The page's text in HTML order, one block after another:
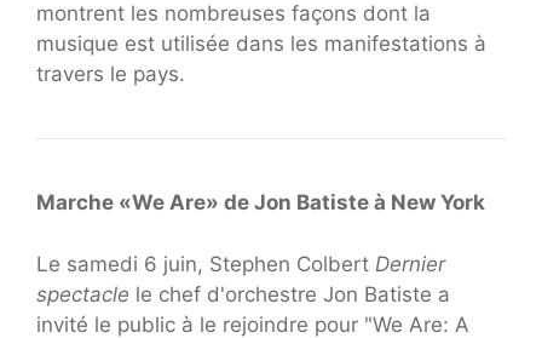
montrent les nombreuses façons dont la
musique est utilisée dans les manifestations à
travers le pays.
Marche «We Are» de Jon Batiste à New York
Le samedi 6 juin, Stephen Colbert Dernier
spectacle le chef d'orchestre Jon Batiste a
invité le public à le rejoindre pour "We Are: A